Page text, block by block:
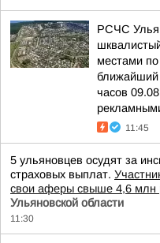
РСЧС
местами по
ближайший
часов
11:45
5 ульяновцев осудят за
страховых выплат.
свои аферы свыше 4,6 млн
Ульяновской области
11:30